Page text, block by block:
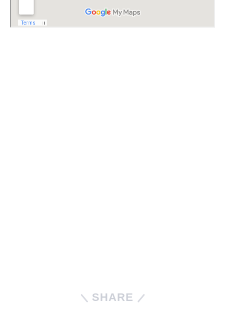
SHARE